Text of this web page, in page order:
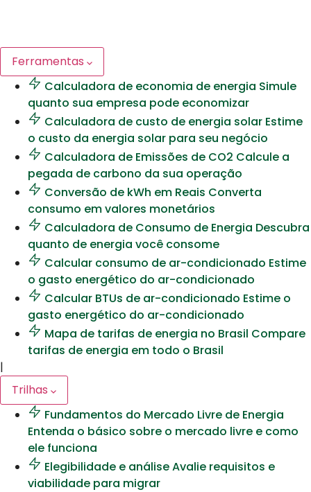
Ferramentas
Calculadora de economia de energia Simule
quanto sua empresa pode economizar
Calculadora de custo de energia solar Estime
o custo da energia solar para seu negócio
Calculadora de Emissões de CO2 Calcule a
pegada de carbono da sua operação
Conversão de kWh em Reais Converta
consumo em valores monetários
Calculadora de Consumo de Energia Descubra
quanto de energia você consome
Calcular consumo de ar-condicionado Estime
o gasto energético do ar-condicionado
Calcular BTUs de ar-condicionado Estime o
gasto energético do ar-condicionado
Mapa de tarifas de energia no Brasil Compare
tarifas de energia em todo o Brasil
|
Trilhas
Fundamentos do Mercado Livre de Energia
Entenda o básico sobre o mercado livre e como
ele funciona
Elegibilidade e análiseAvalie requisitos e
viabilidade para migrar